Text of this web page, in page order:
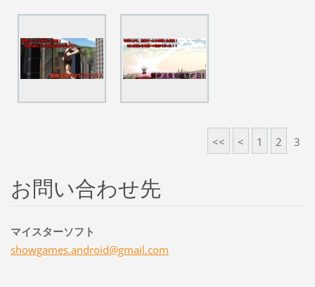
<< < 1 2 3
お問い合わせ先
マイスターソフト
showgames.android@gmail.com